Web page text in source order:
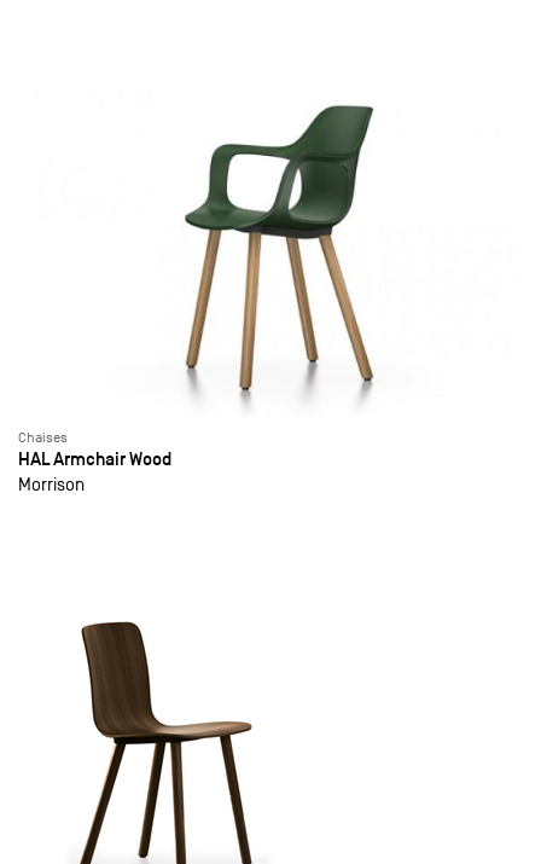
Chaises
HAL Armchair Wood
Morrison